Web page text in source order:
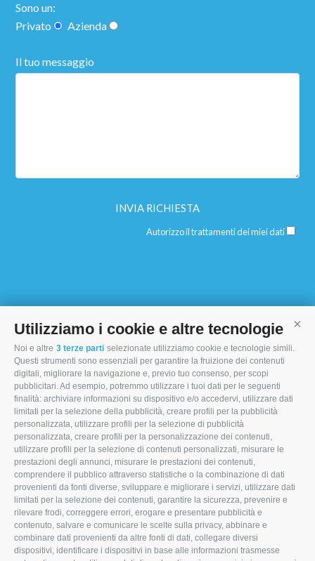
Utilizziamo i cookie e altre tecnologie
Noi e altre 3 terze parti selezionate utilizziamo cookie e tecnologie simili.
Questi strumenti sono essenziali per garantire la fruizione dei contenuti
digitali, migliorare la navigazione e, previo tuo consenso, per scopi
pubblicitari. Ad esempio, potremmo utilizzare i tuoi dati per le seguenti
finalità: archiviare informazioni su dispositivo e/o accedervi, utilizzare dati
limitati per la selezione della pubblicità, creare profili per la pubblicità
personalizzata, utilizzare profili per la selezione di pubblicità
personalizzata, creare profili per la personalizzazione dei contenuti,
utilizzare profili per la selezione di contenuti personalizzati, misurare le
prestazioni degli annunci, misurare le prestazioni dei contenuti,
comprendere il pubblico attraverso statistiche o la combinazione di dati
provenienti da fonti diverse, sviluppare e migliorare i servizi, utilizzare dati
limitati per la selezione dei contenuti, garantire la sicurezza, prevenire e
rilevare frodi, correggere errori, erogare e presentare pubblicità e
contenuto, salvare e comunicare le scelte sulla privacy, abbinare e
combinare dati provenienti da altre fonti di dati, collegare diversi
dispositivi, identificare i dispositivi in base alle informazioni trasmesse
Sono un:
Privato
Azienda
Il tuo messaggio
Autorizzo il trattamenti dei miei dati
I MORI STOCK PRICE EQUIPMENT SRL
Via Maranello, 19
47853 Coriano (RN)
(+39) 345 0369943
info@imoristock.com
T
w
i
t
F
a
c
e
L
i
n
k